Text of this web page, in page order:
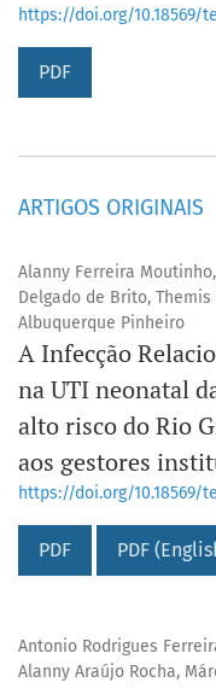
https://doi.org/10.18569/
PDF
ARTIGOS ORIGINAIS
Alanny Ferreira
Delgado de Brito, Themis
Albuquerque Pinheiro
A Infecção
na UTI neonatal
alto risco do Rio
aos gestores
https://doi.org/10.18569/
PDF PDF
Antonio Rodrigues
Alanny Araújo Rocha,